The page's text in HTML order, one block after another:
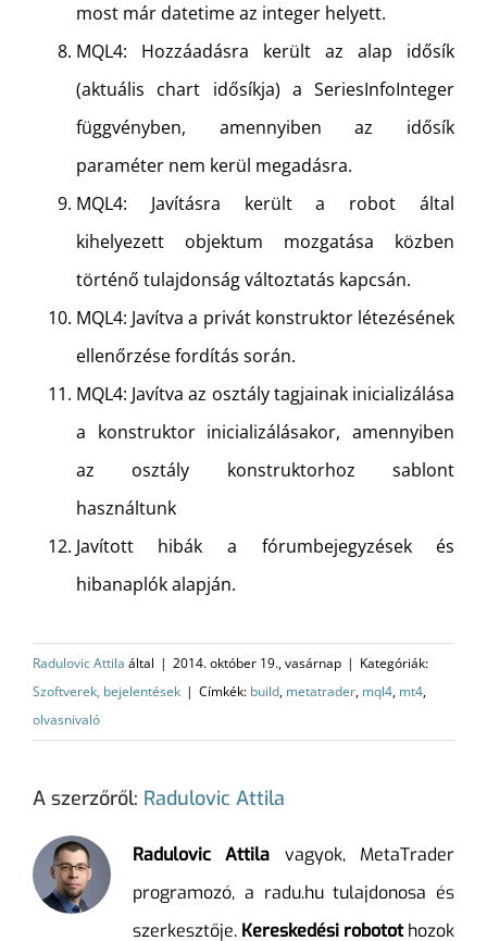
most már datetime az integer helyett.
MQL4: Hozzáadásra került az alap idősík
(aktuális chart idősíkja) a SeriesInfoInteger
függvényben, amennyiben az idősík
paraméter nem kerül megadásra.
MQL4: Javításra került a robot által
kihelyezett objektum mozgatása közben
történő tulajdonság változtatás kapcsán.
MQL4: Javítva a privát konstruktor létezésének
ellenőrzése fordítás során.
MQL4: Javítva az osztály tagjainak inicializálása
a konstruktor inicializálásakor, amennyiben
az osztály konstruktorhoz sablont
használtunk
Javított hibák a fórumbejegyzések és
hibanaplók alapján.
Radulovic Attila által | 2014. október 19., vasárnap | Kategóriák:
Szoftverek, bejelentések | Címkék: build, metatrader, mql4, mt4,
olvasnivaló
A szerzőről: Radulovic Attila
Radulovic Attila vagyok, MetaTrader
programozó, a radu.hu tulajdonosa és
szerkesztője. Kereskedési robotothozok